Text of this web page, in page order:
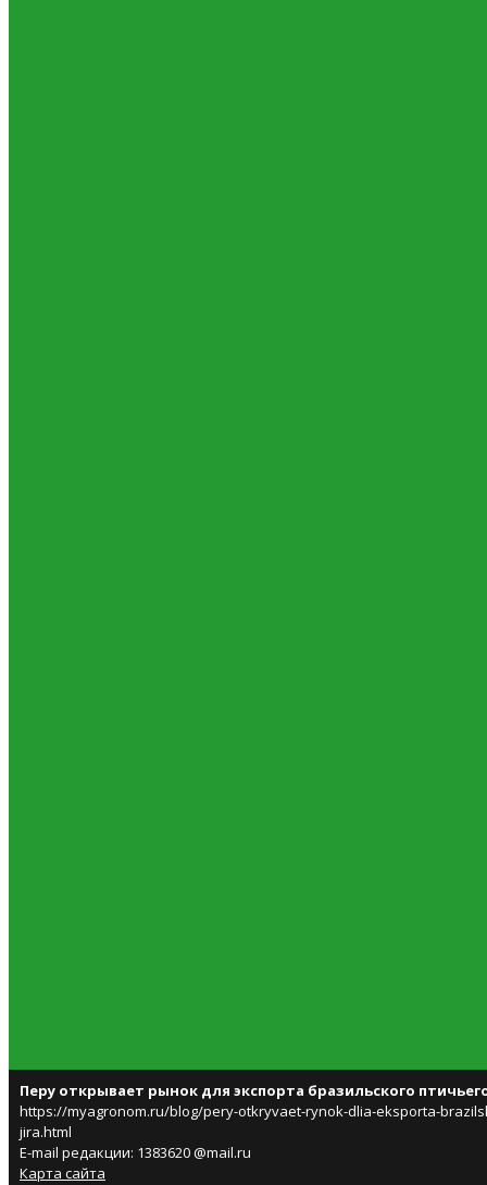
Перу открывает рынок для экспорта бразильского
https://myagronom.ru/blog/pery-otkryvaet-rynok-dlia-eksporta-
jira.html
E-mail редакции: 1383620 @mail.ru
Карта сайта